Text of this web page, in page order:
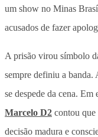
um show no Minas
acusados de fazer
A prisão virou símbolo
sempre definiu a banda.
se despede da cena. Em
Marcelo D2 contou que
decisão madura e